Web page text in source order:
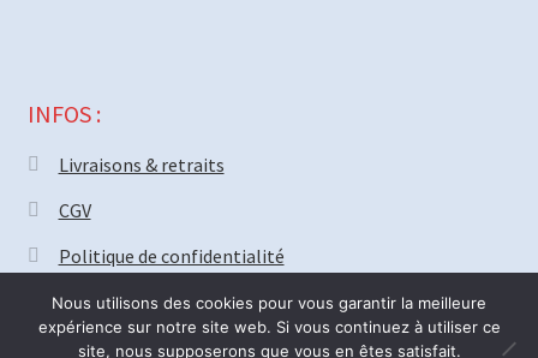
INFOS :
Livraisons & retraits
CGV
Politique de confidentialité
Nous utilisons des cookies pour vous garantir la meilleure
expérience sur notre site web. Si vous continuez à utiliser ce
site, nous supposerons que vous en êtes satisfait.